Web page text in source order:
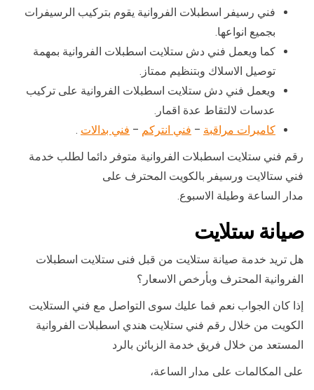
فني رسيفر اسطبلات الفروانية يقوم بتركيب الرسيفرات
بجميع انواعها.
كما ويعمل فني دش ستلايت اسطبلات الفروانية بمهمة
توصيل الاسلاك وبتنظيم ممتاز.
ويعمل فني دش ستلايت اسطبلات الفروانية على تركيب
عدسات لالتقاط عدة اقمار.
كاميرات مراقبة – فني انتركم – فني بدالات .
رقم فني ستلايت اسطبلات الفروانية متوفر دائما لطلب خدمة
فني ستالايت ورسيفر بالكويت المحترف على
مدار الساعة وطيلة الاسبوع.
صيانة ستلايت
هل تريد خدمة صيانة ستلايت من قبل فنى ستلايت اسطبلات
الفروانية المحترف وبأرخص الاسعار؟
إذا كان الجواب نعم فما عليك سوى التواصل مع فني الستلايت
الكويت من خلال رقم فني ستلايت هندي اسطبلات الفروانية
المستعد من خلال فريق خدمة الزبائن بالرد
على المكالمات على مدار الساعة،